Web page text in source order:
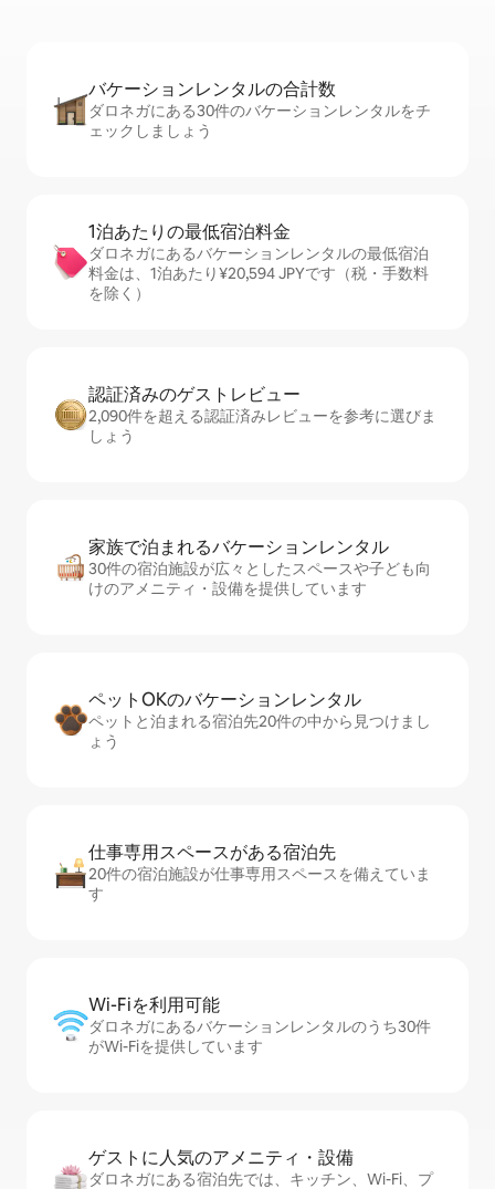
バケーションレ⁠ン⁠タ⁠ル⁠の合⁠計⁠数
ダロネガにある30件のバケーションレンタルをチ
ェックしましょう
1泊あたりの最⁠低⁠宿⁠泊⁠料⁠金
ダロネガにあるバケーションレンタルの最低宿泊
料金は、1泊あたり¥20,594 JPYです（税・手数料
を除く）
認証済みのゲ⁠ス⁠ト⁠レ⁠ビ⁠ュ⁠ー
2,090件を超える認証済みレビューを参考に選びま
しょう
家族で泊まれるバ⁠ケ⁠ー⁠シ⁠ョ⁠ンレ⁠ン⁠タ⁠ル
30件の宿泊施設が広々としたスペースや子ども向
けのアメニティ・設備を提供しています
ペットOKのバ⁠ケ⁠ー⁠シ⁠ョ⁠ンレ⁠ン⁠タ⁠ル
ペットと泊まれる宿泊先20件の中から見つけまし
ょう
仕事専用ス⁠ペ⁠ー⁠スがあ⁠る宿⁠泊⁠先
20件の宿泊施設が仕事専用スペースを備えていま
す
Wi-Fiを利⁠用⁠可⁠能
ダロネガにあるバケーションレンタルのうち30件
がWi-Fiを提供しています
ゲストに人⁠気⁠のア⁠メ⁠ニ⁠テ⁠ィ・設⁠備
ダロネガにある宿泊先では、キッチン、Wi-Fi、プ